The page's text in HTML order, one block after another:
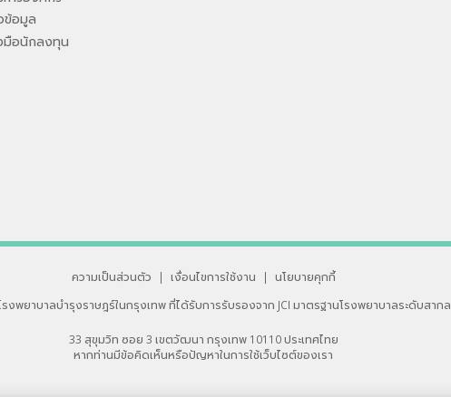
ข้อมูล
มือนักลงทุน
ความเป็นส่วนตัว | เงื่อนไขการใช้งาน |
นโยบายคุกกี้
งพยาบาลบำรุงราษฎร์ในกรุงเทพที่ได้รับการรับรองจาก JCI มาตรฐานโรงพยาบาลระดับสากล
33 สุขุมวิท ซอย 3 เขตวัฒนา กรุงเทพ 10110 ประเทศไทย
หากท่านมีข้อคิดเห็นหรือปัญหาในการใช้เว็บไซต์ของเรา